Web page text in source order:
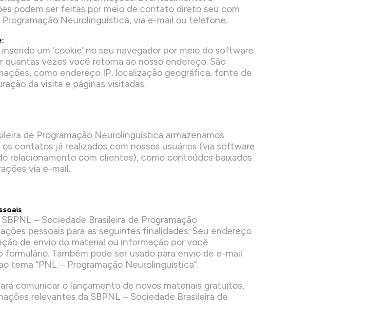
podem ser feitas por meio de contato direto seu com
Programação Neurolinguística, via e-mail ou telefone.
um ‘cookie’ no seu navegador por meio do software
vezes você retorna ao nosso endereço. São
como endereço IP, localização geográfica, fonte de
da visita e páginas visitadas.
de Programação Neurolinguística armazenamos
contatos já realizados com nossos usuários (via software
relacionamento com clientes), como conteúdos baixados
via e-mail.
– Sociedade Brasileira de Programação
pessoais para as seguintes finalidades: Seu endereço
de envio do material ou informação por você
Também pode ser usado para envio de e-mail
tema “PNL – Programação Neurolinguística”.
comunicar o lançamento de novos materiais gratuitos,
relevantes da SBPNL – Sociedade Brasileira de